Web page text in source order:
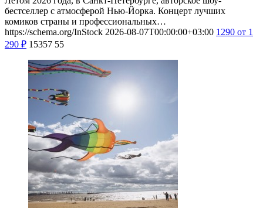
бестселлер с атмосферой Нью-Йорка. Концерт лучших
комиков страны и профессиональных…
https://schema.org/InStock 2026-08-07T00:00:00+03:00 1290 от 1
290 ₽ 15357 55